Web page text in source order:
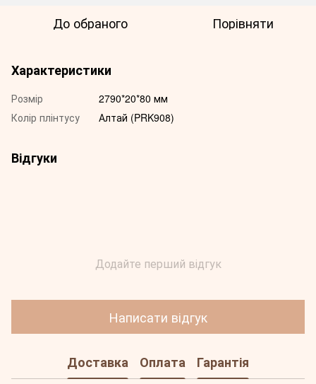
До обраного Порівняти
Характеристики
Розмір
2790*20*80 мм
Колір плінтусу
Алтай (PRK908)
Відгуки
Додайте перший відгук
Написати відгук
Доставка Оплата Гарантія